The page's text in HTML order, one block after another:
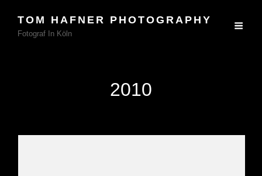
TOM HAFNER PHOTOGRAPHY
Fotograf In Köln
2010